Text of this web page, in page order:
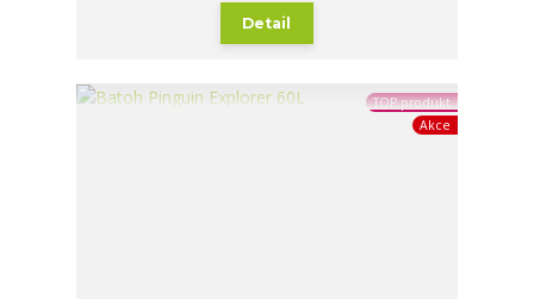
Detail
TOP produkt
Akce